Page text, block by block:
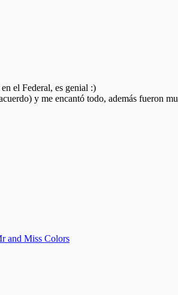
el Federal, es genial :)
y me encantó todo, además fueron
and Miss Colors